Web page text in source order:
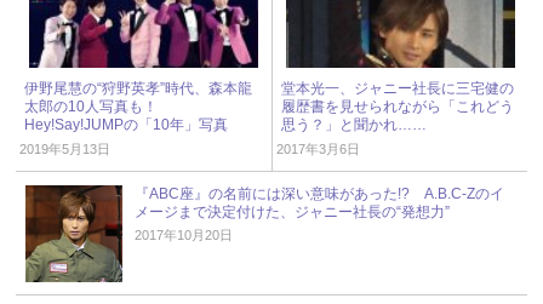
伊野尾慧の“狩野英孝”時代、森本龍
太郎の10人写真も！
Hey!Say!JUMPの「10年」写真
2019年5月13日
堂本光一、ジャニー社長に三宅健の
履歴書を見せられながら「これどう
思う？」と聞かれ……
2017年3月6日
『ABC座』の名前には深い意味があった!? A.B.C-Zのイ
メージまで決定付けた、ジャニー社長の“発想力”
2017年10月20日